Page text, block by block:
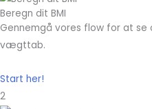
Beregn dit BMI
Gennemgå vores flow for at se
vægttab.
Start her!
2